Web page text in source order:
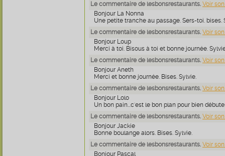
Le commentaire de lesbonsrestaurants. Voir
Bonjour La Nonna
Une petite tranche au passage. Sers-toi. bises.
Le commentaire de lesbonsrestaurants. Voir
Bonjour Loup
Merci à toi. Bisous à toi et bonne journée.
Le commentaire de lesbonsrestaurants. Voir
Bonjour Aneth
Merci et bonne journée. Bises. Sylvie.
Le commentaire de lesbonsrestaurants. Voir
Bonjour Lolo
Un bon pain...c'est le bon plan pour bien
Le commentaire de lesbonsrestaurants. Voir
Bonjour Jackie
Bonne boulange alors. Bises. Sylvie.
Le commentaire de lesbonsrestaurants. Voir
Bonjour Pascal